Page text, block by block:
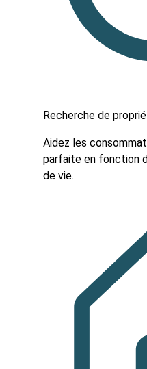
Recherche de
Aidez les
parfaite en fonction
de vie.